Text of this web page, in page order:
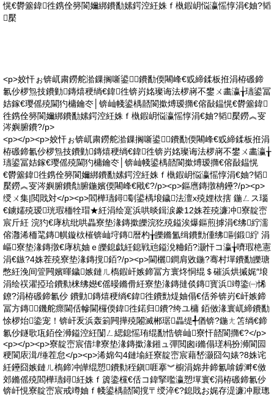
愰€欎簺鍏徃鎸佺簩閬嬭綁鐨勫嫊鍔涳紝姝ｆ槸鍜岄悩瀛愮惇涓€妯?韬
檿
<p>姣忓ぉ锛屼粛鐒舵湁鏁搁噺鍙鐨勫偄闀峰€戜締鍒板拰涓栫磤鍗
氱仯椤炰技鐨勭鏄熺稉绱€鍏徃锛岃姳璨诲法椤嶈不鐢ㄨ畵瀛╁瓙鍙冨
姞鎵€璎傜殑閫犳槦鑰冭│锛屾帴鍙楀嚭閬撳煿瑷撱€傛敮鎾愰€欎簺鍏
徃鎸佺簩閬嬭綁鐨勫嫊鍔涳紝姝ｆ槸鍜岄悩瀛愮惇涓€妯?韬檿鐒︽叜
涔嬩腑鐨?/p>
<p></p><p>姣忓ぉ锛屼粛鐒舵湁鏁搁噺鍙鐨勫偄闀峰€戜締鍒板拰涓
栫磤鍗氱仯椤炰技鐨勭鏄熺稉绱€鍏徃锛岃姳璨诲法椤嶈不鐢ㄨ畵瀛╁
瓙鍙冨姞鎵€璎傜殑閫犳槦鑰冭│锛屾帴鍙楀嚭閬撳煿瑷撱€傛敮鎾愰
€欎簺鍏徃鎸佺簩閬嬭綁鐨勫嫊鍔涳紝姝ｆ槸鍜岄悩瀛愮惇涓€妯?韬
檿鐒︽叜涔嬩腑鐨勪腑鍦嬪偄闀峰€戙€?/p><p>鏂噟鏄撴柟鑸?/p><p>
绶ㄨ集|閲戝対</p><p>閻樺瓙鐞劅鍙楀埌鐬法澶х殑娌栨搳 鍦ㄥス瑙
€鐪嬬殑瑷珖瑕栭牷瑁★紝涓绘寔浜哄晱鍓涙豢12姝茬殑濂冲寮靛崈
宸斤紝 浣犳€庨杭纰哄畾寮垫湪鏄撳皪浣犵殑鎰涘爆鏂煎摢涓€绋紵濡
傛灉浠栭毣鏄帺鏇栨槯锛屾垨鏄暦杓╁皪鏅氳缉鐨勯偅绋剾鍛紵 涓
嶇寮垫湪鏄撴€庨杭妯ｅ皪鎴戯紝鎴戦兘鎰涗粬銆?灏忓コ瀛╁嚌瑕栬憲
涓€鏃?4姝茬殑寮垫湪鏄撹銆?/p><p>閫欐鐧肩敓鍦?骞村墠鐨勫皪瑭
憋紝浼间箮闁嬪暉鐬嫉鏈ㄦ槗鍜屽嫉鍗冨方寰炵恫绲＄磪浜烘摵娓″埌
涓绘祦濯掗珨鐨勬梾绋嬨€傜暥鏅傦紝寮垫湪鏄撻倓鏄寳浜竴鍌㈠悕
鐐?涓栫磤鍗氱仯 鐨勭鏄熺稉绱€鍏徃鐨勯煶妯傝€佸斧锛岃€屽嫉鍗
冨方鏄鐖舵瘝閫佸幓閫欏偄鍏徃鍩归鐨?绔ユ槦 銆傚湪寰屼締鐨勫
悇椤炲鍌宠！锛屽叐浜轰箣闁撶殑闂滅郴琚畾缇╃偤锛?鍦ㄤ笘绱€鍗
氱仯鐩歌瓨銆佺浉鎰涳紝闅ㄥ緦鎴愮珛绲勫悎锛屾寮忓嚭閬撱€?</p>
<p></p><p>寮靛崈宸借垏寮垫湪鏄撳湪鎺ュ彈閲囪í鏅傝瑳杩扮浉閬囩
稉閬庡湒/缍茬怠</p><p>浠婂勾4鏈堬紝寮靛崈宸藉嵆灏囧勾婊?8姝诧
紝鑸囧嫉鏈ㄦ槗鍗冲皣绲愬鐨勬秷鎭啀搴︾櫥涓婂井鍗氱啽鎼溿€傚
郊鏅傜殑閻樺瓙鐞紝姝ｆ簴鍌欓€佸コ鍏掔嚂瀛愬墠寰€涓栫磤鍗氱仯
锛屽悓寮靛崈宸戒竴妯ｆ帴鍙楀嚭閬撹〒绶淬€?鎴戝お娓存湜濂冲厭璁